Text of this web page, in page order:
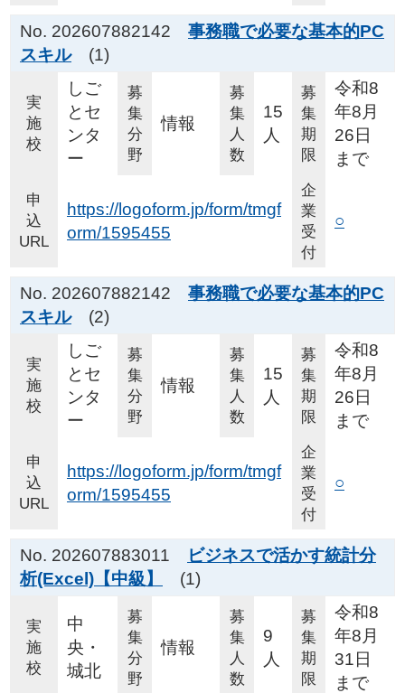
No. 202607882142 事務職で必要な基本的PC
スキル(1)
実
施
校
しご
とセ
ンタ
ー
募
集
分
野
情報
募
集
人
数
15
人
募
集
期
限
令和8
年8月
26日
まで
申
込
URL
https://logoform.jp/form/tmgf
orm/1595455
企
業
受
付
○
No. 202607882142 事務職で必要な基本的PC
スキル(2)
実
施
校
しご
とセ
ンタ
ー
募
集
分
野
情報
募
集
人
数
15
人
募
集
期
限
令和8
年8月
26日
まで
申
込
URL
https://logoform.jp/form/tmgf
orm/1595455
企
業
受
付
○
No. 202607883011
ビジネスで活かす統計分
析(Excel)【中級】
(1)
実
施
校
中
央・
城北
募
集
分
野
情報
募
集
人
数
9
人
募
集
期
限
令和8
年8月
31日
まで